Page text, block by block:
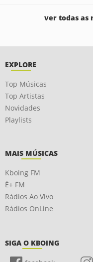
ver todas as
EXPLORE
Top Músicas
Top Artistas
Novidades
Playlists
MAIS MÚSICAS
Kboing FM
É+ FM
Rádios Ao Vivo
Rádios OnLine
SIGA O KBOING